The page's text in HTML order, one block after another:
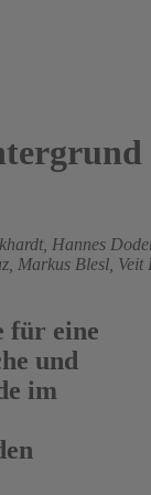
Hannes
Markus Blesl, Veit
für eine
und
im